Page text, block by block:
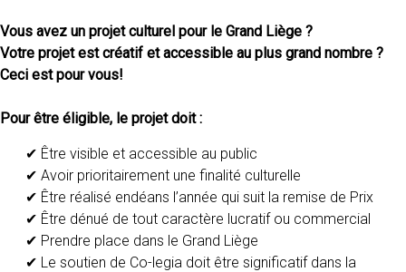
Vous avez un projet culturel pour le Grand Liège ?
Votre projet est créatif et accessible au plus grand nombre ?
Ceci est pour vous!
Pour être éligible, le projet doit :
✔ Être visible et accessible au public
✔ Avoir prioritairement une finalité culturelle
✔ Être réalisé endéans l’année qui suit la remise de Prix
✔ Être dénué de tout caractère lucratif ou commercial
✔ Prendre place dans le Grand Liège
✔ Le soutien de Co-legia doit être significatif dans la